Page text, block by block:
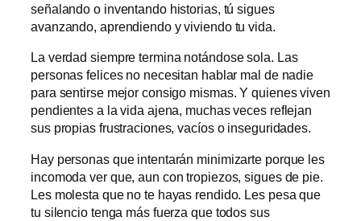
señalando o inventando historias, tú sigues
avanzando, aprendiendo y viviendo tu vida.
La verdad siempre termina notándose sola. Las
personas felices no necesitan hablar mal de nadie
para sentirse mejor consigo mismas. Y quienes viven
pendientes a la vida ajena, muchas veces reflejan
sus propias frustraciones, vacíos o inseguridades.
Hay personas que intentarán minimizarte porque les
incomoda ver que, aun con tropiezos, sigues de pie.
Les molesta que no te hayas rendido. Les pesa que
tu silencio tenga más fuerza que todos sus